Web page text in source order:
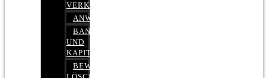
VERKEHRSRECHT
ANWALTSHAFTUNGSRECHT
BANK-
UND
KAPITALMARKTRECHT
BEWERTUNGEN